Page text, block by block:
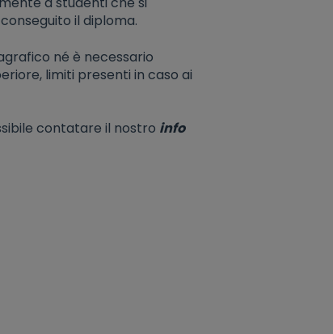
il diploma.
né è necessario
limiti presenti in caso ai
contatare il nostro info